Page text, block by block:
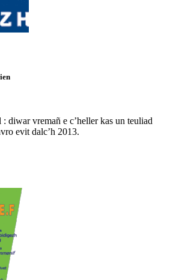
: diwar vremañ e c’heller kas un teuliad
evit dalc’h 2013.